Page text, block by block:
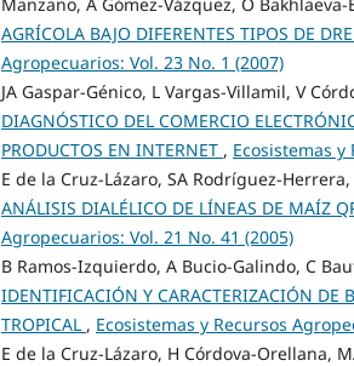
AGRÍCOLA BAJO DIFERENTES TIPOS DE
Agropecuarios: Vol. 23 No. 1 (2007)
JA Gaspar-Génico, L Vargas-Villamil, V
DIAGNÓSTICO DEL COMERCIO
PRODUCTOS EN INTERNET , Ecosistemas y
E de la Cruz-Lázaro, SA Rodríguez-
ANÁLISIS DIALÉLICO DE LÍNEAS DE MAÍZ
Agropecuarios: Vol. 21 No. 41 (2005)
B Ramos-Izquierdo, A Bucio-Galindo, C
IDENTIFICACIÓN Y CARACTERIZACIÓN DE
TROPICAL , Ecosistemas y Recursos
E de la Cruz-Lázaro, H Córdova-Orellana,